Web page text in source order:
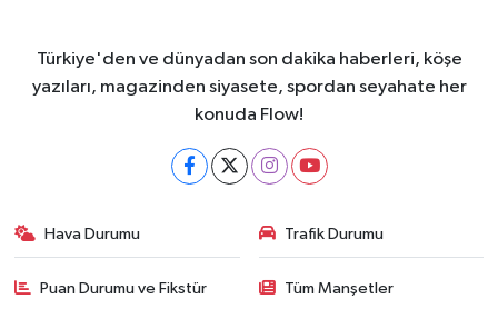
Türkiye'den ve dünyadan son dakika haberleri, köşe
yazıları, magazinden siyasete, spordan seyahate her
konuda Flow!
Hava Durumu Trafik Durumu
Puan Durumu ve Fikstür Tüm Manşetler